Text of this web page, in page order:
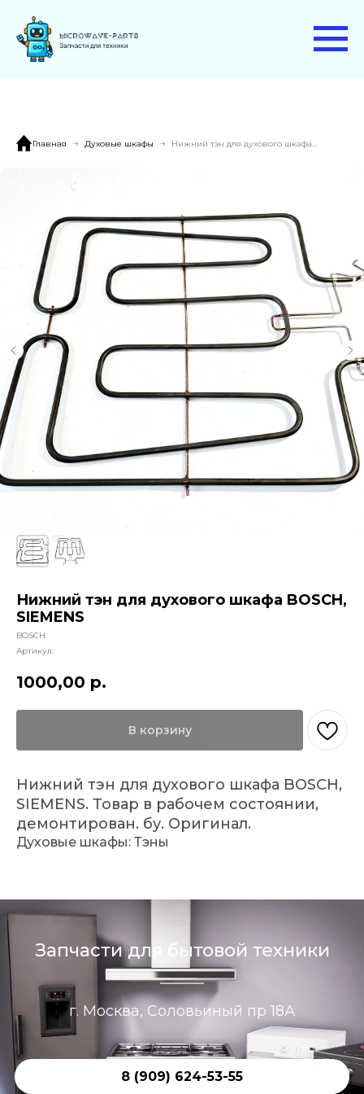
Главная Духовые шкафы
Нижний тэн для духового шкафа BOSCH,
SIEMENS
BOSCH
Артикул:
1000,00 р.
В корзину
Нижний тэн для духового шкафа BOSCH,
SIEMENS. Товар в рабочем состоянии,
демонтирован. бу. Оригинал.
Духовые шкафы: Тэны
Запчасти для бытовой техники
г. Москва, Соловьиный пр 18А
8 (909) 624-53-55